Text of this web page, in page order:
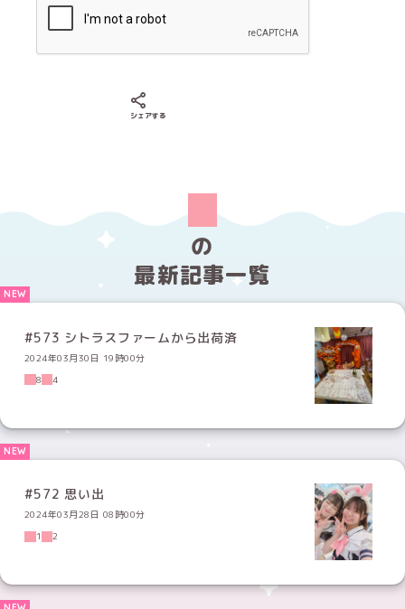
シェアする
の
最新記事一覧
#573 シトラスファームから出荷済
2024年03月30日 19時00分
8
4
#572 思い出
2024年03月28日 08時00分
1
2